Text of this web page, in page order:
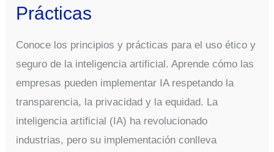
Prácticas
Conoce los principios y prácticas para el uso ético y
seguro de la inteligencia artificial. Aprende cómo las
empresas pueden implementar IA respetando la
transparencia, la privacidad y la equidad. La
inteligencia artificial (IA) ha revolucionado
industrias, pero su implementación conlleva